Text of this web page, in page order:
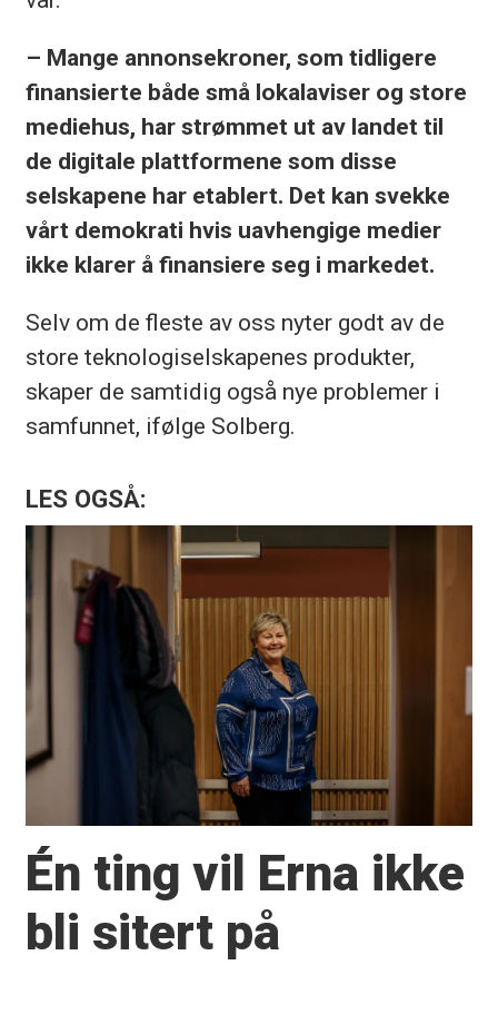
– Mange annonsekroner, som tidligere
finansierte både små lokalaviser og store
mediehus, har strømmet ut av landet til
de digitale plattformene som disse
selskapene har etablert. Det kan svekke
vårt demokrati hvis uavhengige medier
ikke klarer å finansiere seg i markedet.
Selv om de fleste av oss nyter godt av de
store teknologiselskapenes produkter,
skaper de samtidig også nye problemer i
samfunnet, ifølge Solberg.
LES OGSÅ:
Én ting vil Erna ikke
bli sitert på